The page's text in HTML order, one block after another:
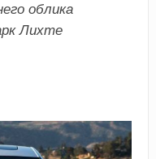
облика
Лихте